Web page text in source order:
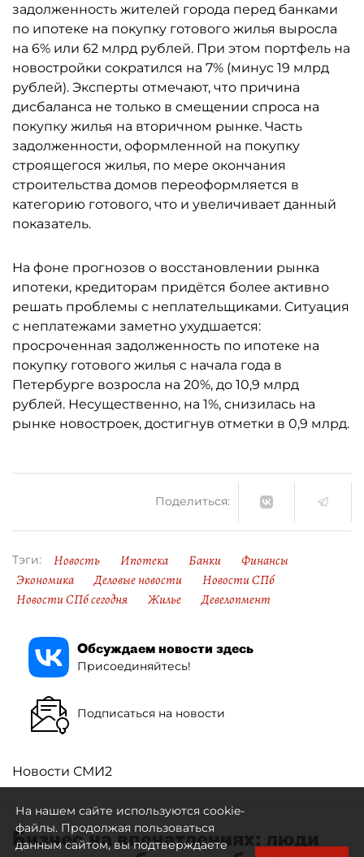
задолженность жителей города перед банками
по ипотеке на покупку готового жилья выросла
на 6% или 62 млрд рублей. При этом портфель на
новостройки сократился на 7% (минус 19 млрд
рублей). Эксперты отмечают, что причина
дисбаланса не только в смещении спроса на
покупку жилья на вторичном рынке. Часть
задолженности, оформленной на покупку
строящегося жилья, по мере окончания
строительства домов переоформляется в
категорию готового, что и увеличивает данный
показатель.
На фоне прогнозов о восстановлении рынка
ипотеки, кредиторам придётся более активно
решать проблемы с неплательщиками. Ситуация
с неплатежами заметно ухудшается:
просроченная задолженность по ипотеке на
покупку готового жилья с начала года в
Петербурге возросла на 20%, до 10,9 млрд
рублей. Несущественно, на 1%, снизилась на
рынке новостроек, достигнув отметки в 0,9 млрд.
Поделиться:
Тэги: Новость Ипотека Банки
Финансы
Экономика
Деловые новости
Новости СПб
Новости СПб сегодня
Жилье Девелопмент
Обсуждаем новости здесь
Присоединяйтесь!
Подписаться на новости
Новости СМИ2
Бизнес на впечатлениях: люди
На нашем сайте используются cookie-
файлы. Продолжая пользоваться
данным сайтом, вы подтверждаете